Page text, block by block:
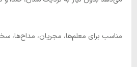
مناسب برای معلم‌ها، مجریان، مداح‌ها،